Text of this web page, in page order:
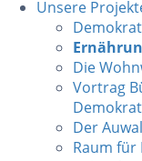
Unsere
Die
Vortrag
Der
Raum für